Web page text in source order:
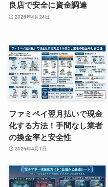
良店で安全に資金調達
2026年4月24日
ファミペイ翌月払いで現金
化する方法！手間なし業者
の換金率と安全性
2026年4月1日